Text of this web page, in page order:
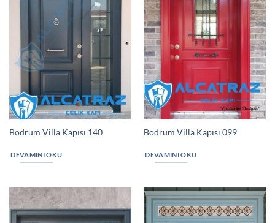
Bodrum Villa Kapısı 140
DEVAMINI OKU
Bodrum Villa Kapısı 099
DEVAMINI OKU